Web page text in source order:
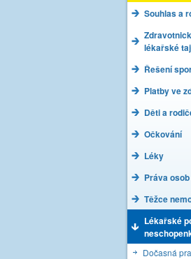
Souhlas a
lékařské
Řešení
Platby ve
Děti a
Očkování
Léky
Práva
Těžce
Lékařské
Dočasná